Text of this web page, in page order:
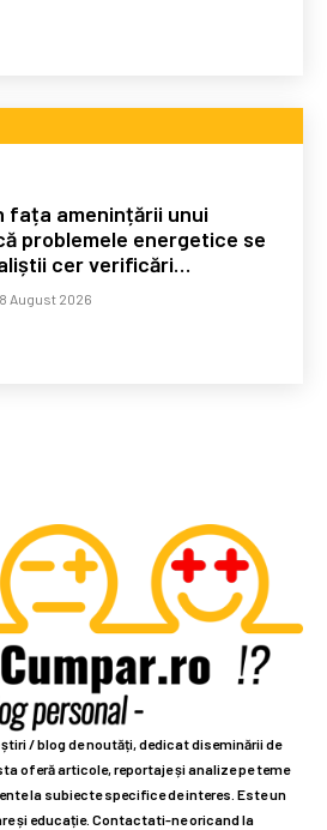
fața amenințării unui
problemele energetice se
cer verificări…
8 August 2026
/ blog de noutăți, dedicat diseminării de
oferă articole, reportaje și analize pe teme
la subiecte specifice de interes. Este un
și educație. Contactati-ne oricand la